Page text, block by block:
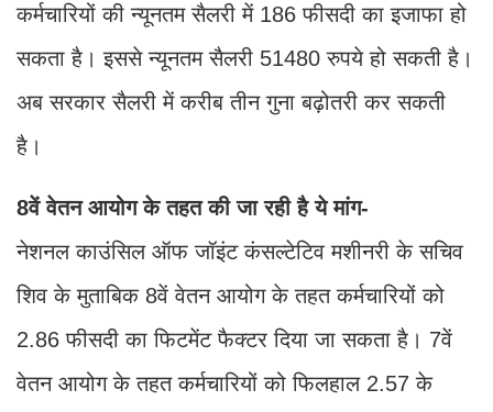
कर्मचारियों की न्यूनतम सैलरी में 186 फीसदी का इजाफा हो
सकता है। इससे न्यूनतम सैलरी 51480 रुपये हो सकती है।
अब सरकार सैलरी में करीब तीन गुना बढ़ोतरी कर सकती
है।
8वें वेतन आयोग के तहत की जा रही है ये मांग-
नेशनल काउंसिल ऑफ जॉइंट कंसल्टेटिव मशीनरी के सचिव
शिव के मुताबिक 8वें वेतन आयोग के तहत कर्मचारियों को
2.86 फीसदी का फिटमेंट फैक्टर दिया जा सकता है। 7वें
वेतन आयोग के तहत कर्मचारियों को फिलहाल 2.57 के